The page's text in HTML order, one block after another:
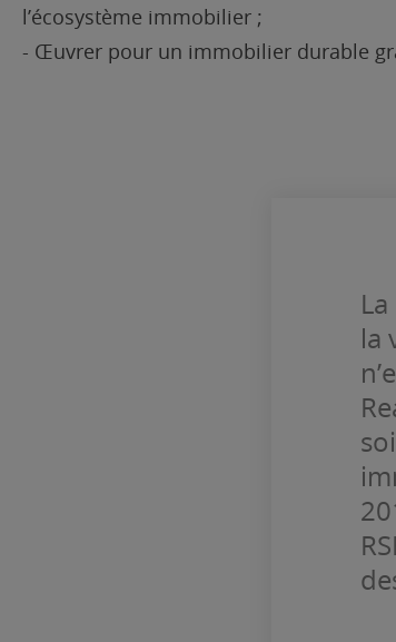
l’écosystème immobilier ;
- Œuvrer pour un immobilier durable
la